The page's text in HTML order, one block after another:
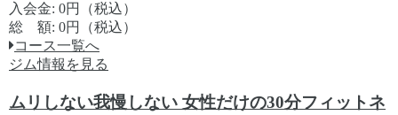
入会金: 0円（税込）
総 額: 0円（税込）
コース一覧へ
ジム情報を見る
ムリしない我慢しない 女性だけの30分フィットネ